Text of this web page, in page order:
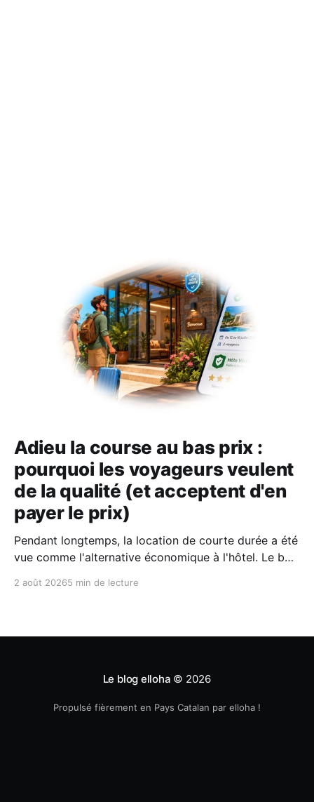
Adieu la course au bas prix :
pourquoi les voyageurs veulent
de la qualité (et acceptent d'en
payer le prix)
Pendant longtemps, la location de courte durée a été
vue comme l'alternative économique à l'hôtel. Le bon
2 août 20265 min de lecture
Le blog elloha © 2026
Propulsé fièrement en Pays Catalan par elloha !